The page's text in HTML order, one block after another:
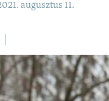
augusztus 11.